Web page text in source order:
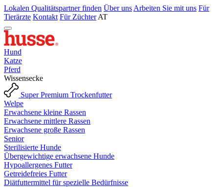
Lokalen Qualitätspartner finden Über uns Arbeiten Sie mit uns Für
Tierärzte Kontakt Für Züchter AT
Hund
Katze
Pferd
Wissensecke
Super Premium Trockenfutter
Welpe
Erwachsene kleine Rassen
Erwachsene mittlere Rassen
Erwachsene große Rassen
Senior
Sterilisierte Hunde
Übergewichtige erwachsene Hunde
Hypoallergenes Futter
Getreidefreies Futter
Diätfuttermittel für spezielle Bedürfnisse